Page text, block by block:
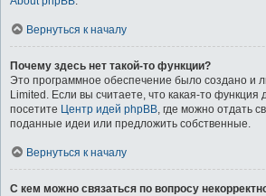
Вернуться к началу
Почему здесь нет такой-то функции?
Это программное обеспечение было создано и
Limited. Если вы считаете, что какая-то
посетите Центр идей phpBB, где можно отдать
поданные идеи или предложить собственные.
Вернуться к началу
С кем можно связаться по вопросу